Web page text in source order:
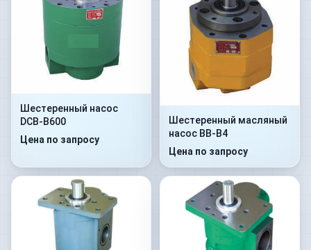
Шестеренный насос
DCB-B600
Цена по запросу
Шестеренный масляный
насос BB-B4
Цена по запросу